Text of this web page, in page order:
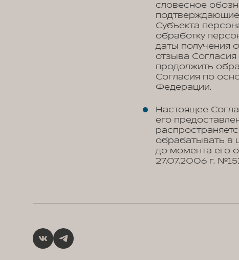
словесное
Субъекта
обработку
даты получения
отзыва
продолжить
Согласия по
Федерации.
Настоящее
его
обрабатывать в
до момента его
27.07.2006 г.